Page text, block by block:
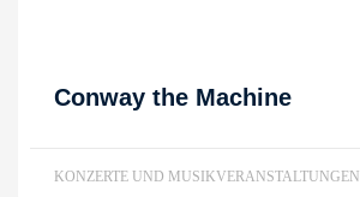
Conway the Machine
KONZERTE UND MUSIKVERANSTALTUNGEN